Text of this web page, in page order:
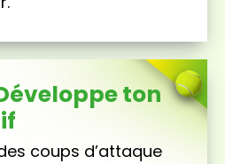
ton
coups d’attaque